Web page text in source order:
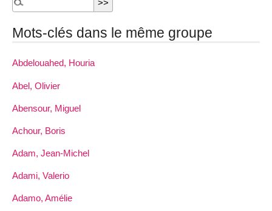
Mots-clés dans le même groupe
Abdelouahed, Houria
Abel, Olivier
Abensour, Miguel
Achour, Boris
Adam, Jean-Michel
Adami, Valerio
Adamo, Amélie